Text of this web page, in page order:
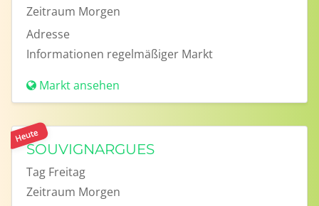
Zeitraum Morgen
Adresse
Informationen regelmäßiger Markt
Markt ansehen
Heute
SOUVIGNARGUES
Tag Freitag
Zeitraum Morgen